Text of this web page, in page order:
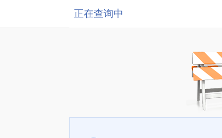
正在查询中